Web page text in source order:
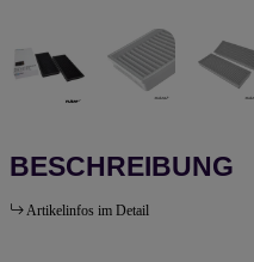
BESCHREIBUNG
Artikelinfos im Detail